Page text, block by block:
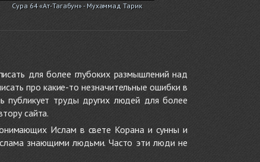
Сура 64 «Ат-Тагабун» - Мухаммад Тарик
для более глубоких размышлений над
про какие-то незначительные ошибки в
публикует труды других людей для более
сайта.
Ислам в свете Корана и сунны и
знающими людьми. Часто эти люди не